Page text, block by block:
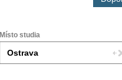
Místo studia